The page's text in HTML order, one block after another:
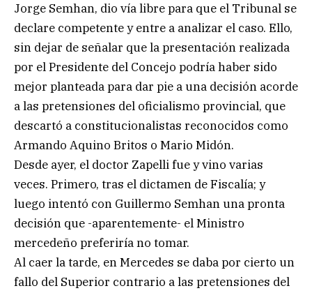
Jorge Semhan, dio vía libre para que el Tribunal se
declare competente y entre a analizar el caso. Ello,
sin dejar de señalar que la presentación realizada
por el Presidente del Concejo podría haber sido
mejor planteada para dar pie a una decisión acorde
a las pretensiones del oficialismo provincial, que
descartó a constitucionalistas reconocidos como
Armando Aquino Britos o Mario Midón.
Desde ayer, el doctor Zapelli fue y vino varias
veces. Primero, tras el dictamen de Fiscalía; y
luego intentó con Guillermo Semhan una pronta
decisión que -aparentemente- el Ministro
mercedeño preferiría no tomar.
Al caer la tarde, en Mercedes se daba por cierto un
fallo del Superior contrario a las pretensiones del